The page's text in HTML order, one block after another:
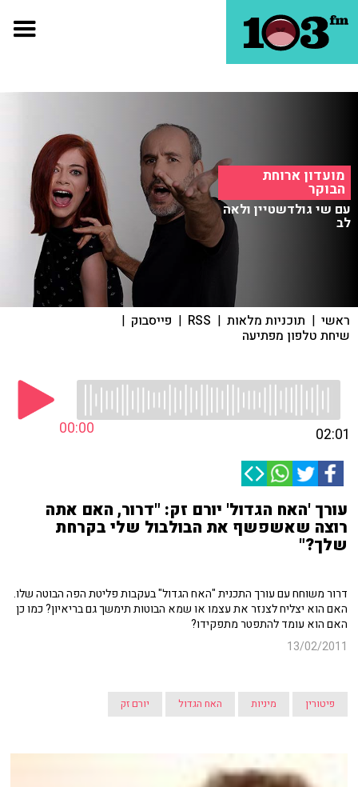
מועדון ארוחת
הבוקר
עם שי גולדשטיין ולאה
לב
ראשי | תוכניות מלאות |
RSS
| פייסבוק |
שיחת טלפון מפתיעה
00:00 02:01
עורך 'האח הגדול' יורם זק: "דרור, האם אתה
רוצה שאשפשף את הבולבול שלי בקרחת
שלך?"
דרור משוחח עם עורך התכנית "האח הגדול" בעקבות פליטת הפה הבוטה שלו.
האם הוא יצליח לצנזר את עצמו או שמא הבוטות תימשך גם בריאיון? כמו כן
האם הוא עומד להתפטר מתפקידו?
13/02/2011
פיטורין מיניות האח הגדול יורם זק